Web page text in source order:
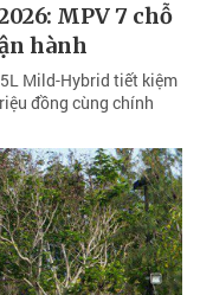
MPV 7 chỗ
hành
Mild-Hybrid tiết kiệm
đồng cùng chính